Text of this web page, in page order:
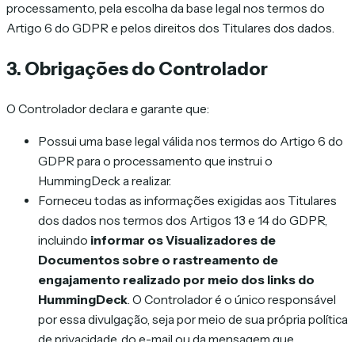
processamento, pela escolha da base legal nos termos do
Artigo 6 do GDPR e pelos direitos dos Titulares dos dados.
3. Obrigações do Controlador
O Controlador declara e garante que:
Possui uma base legal válida nos termos do Artigo 6 do
GDPR para o processamento que instrui o
HummingDeck a realizar.
Forneceu todas as informações exigidas aos Titulares
dos dados nos termos dos Artigos 13 e 14 do GDPR,
incluindo informar os Visualizadores de
Documentos sobre o rastreamento de
engajamento realizado por meio dos links do
HummingDeck . O Controlador é o único responsável
por essa divulgação, seja por meio de sua própria política
de privacidade, do e-mail ou da mensagem que